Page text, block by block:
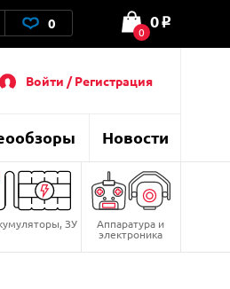
0 0
0 o
Войти / Регистрация
Новости
ЗУ Аппаратура и
электроника